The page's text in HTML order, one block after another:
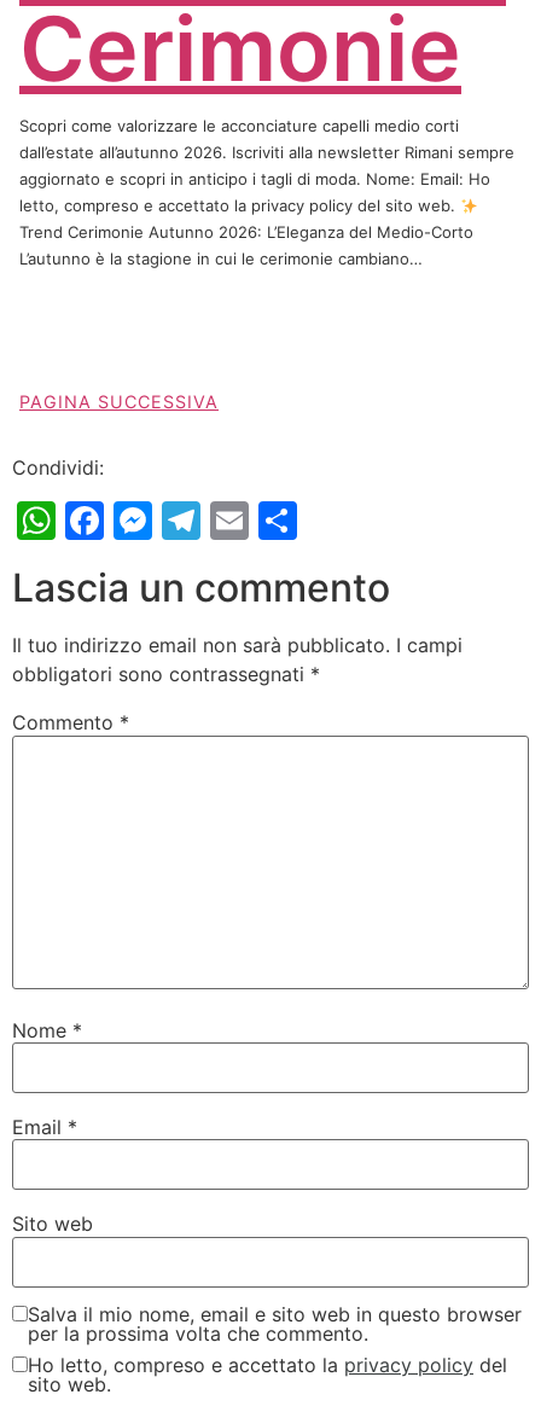
Cerimonie
Scopri come valorizzare le acconciature capelli medio corti
dall’estate all’autunno 2026. Iscriviti alla newsletter Rimani sempre
aggiornato e scopri in anticipo i tagli di moda. Nome: Email: Ho
letto, compreso e accettato la privacy policy del sito web.
Trend Cerimonie Autunno 2026: L’Eleganza del Medio-Corto
L’autunno è la stagione in cui le cerimonie cambiano…
PAGINA SUCCESSIVA
Condividi:
WhatsApp
Facebook
Messenger
Telegram
Email
Lascia un commento
Il tuo indirizzo email non sarà pubblicato. I campi
obbligatori sono contrassegnati *
Commento *
Nome *
Email *
Sito web
Salva il mio nome, email e sito web in questo browser
per la prossima volta che commento.
Ho letto, compreso e accettato la privacy policy del
sito web.